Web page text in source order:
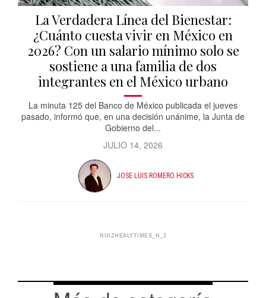
La Verdadera Línea del Bienestar:
¿Cuánto cuesta vivir en México en
2026? Con un salario mínimo solo se
sostiene a una familia de dos
integrantes en el México urbano
La minuta 125 del Banco de México publicada el jueves
pasado, informó que, en una decisión unánime, la Junta de
Gobierno del...
JULIO 14, 2026
JOSE LUIS ROMERO HICKS
RUIZHEALYTIMES_H_2